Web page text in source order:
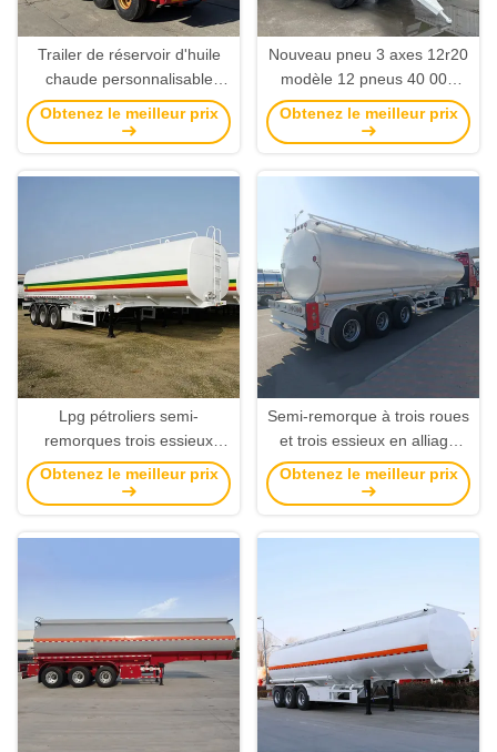
Trailer de réservoir d'huile
chaude personnalisable
avec 50 tonnes de charge
utile maximale
Suspension mécanique
Obtenez le meilleur prix
Nouveau pneu 3 axes 12r20
modèle 12 pneus 40 000
litres 45 000 litres réservoir
de carburant semi-remorque
client)
Obtenez le meilleur prix
Lpg pétroliers semi-
remorques trois essieux
lourdes suspension
mécanique/aérienne avec
Obtenez le meilleur prix
Semi-remorque à trois roues
et trois essieux en alliage
d'aluminium, réservoir de
carburant, avec système de
charge utile maximale de 50
Obtenez le meilleur prix